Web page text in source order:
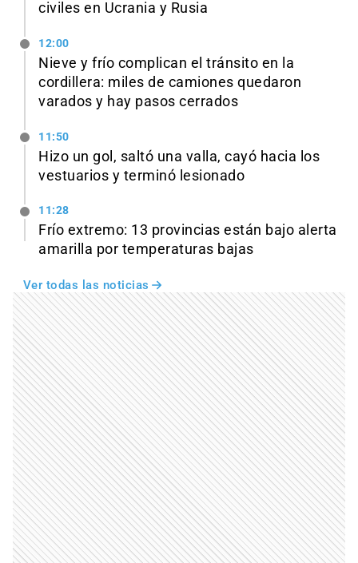
civiles en Ucrania y Rusia
12:00
Nieve y frío complican el tránsito en la
cordillera: miles de camiones quedaron
varados y hay pasos cerrados
11:50
Hizo un gol, saltó una valla, cayó hacia los
vestuarios y terminó lesionado
11:28
Frío extremo: 13 provincias están bajo alerta
amarilla por temperaturas bajas
Ver todas las noticias